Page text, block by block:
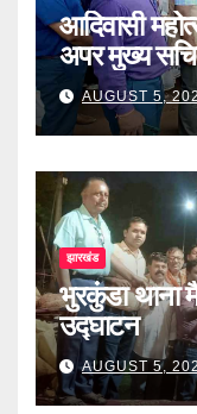
आदिवासी
अपर मुख्य
AUGUST 5,
झारखंड
भुरकुंडा थाना
उद्घाटन
AUGUST 5,